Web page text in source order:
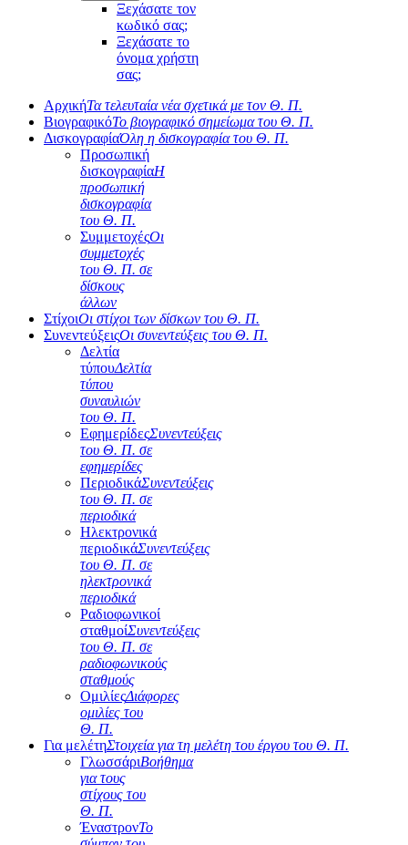
Ξεχάσατε τον
κωδικό σας;
Ξεχάσατε το
όνομα χρήστη
σας;
ΑρχικήΤα τελευταία νέα σχετικά με τον Θ. Π.
ΒιογραφικόΤο βιογραφικό σημείωμα του Θ. Π.
ΔισκογραφίαΌλη η δισκογραφία του Θ. Π.
Προσωπική
δισκογραφίαΗ
προσωπική
δισκογραφία
του Θ. Π.
ΣυμμετοχέςΟι
συμμετοχές
του Θ. Π. σε
δίσκους
άλλων
ΣτίχοιΟι στίχοι των δίσκων του Θ. Π.
ΣυνεντεύξειςΟι συνεντεύξεις του Θ. Π.
Δελτία
τύπουΔελτία
τύπου
συναυλιών
του Θ. Π.
ΕφημερίδεςΣυνεντεύξεις
του Θ. Π. σε
εφημερίδες
ΠεριοδικάΣυνεντεύξεις
του Θ. Π. σε
περιοδικά
Ηλεκτρονικά
περιοδικάΣυνεντεύξεις
του Θ. Π. σε
ηλεκτρονικά
περιοδικά
Ραδιοφωνικοί
σταθμοίΣυνεντεύξεις
του Θ. Π. σε
ραδιοφωνικούς
σταθμούς
ΟμιλίεςΔιάφορες
ομιλίες του
Θ. Π.
Για μελέτηΣτοιχεία για τη μελέτη του έργου του Θ. Π.
ΓλωσσάριΒοήθημα
για τους
στίχους του
Θ. Π.
ΈναστρονΤο